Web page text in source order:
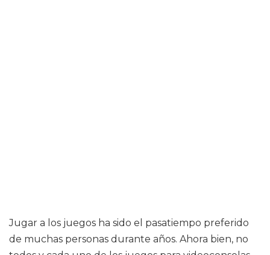
Jugar a los juegos ha sido el pasatiempo preferido
de muchas personas durante años. Ahora bien, no